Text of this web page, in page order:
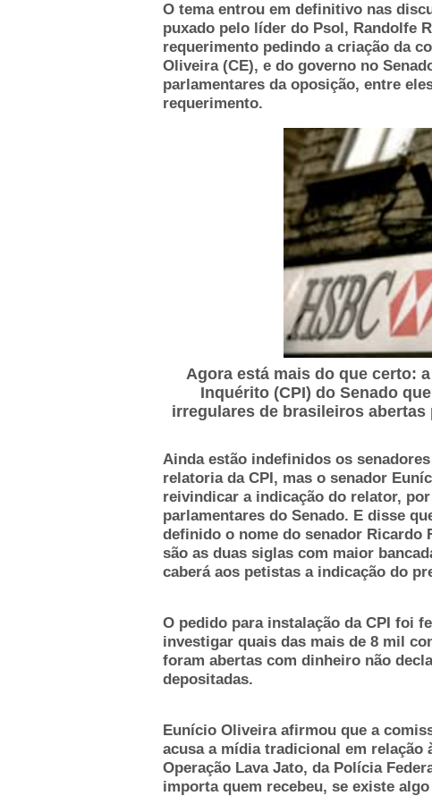
O tema entrou em definitivo nas
puxado pelo líder do Psol, Randolfe
requerimento pedindo a criação da
Oliveira (CE), e do governo no
parlamentares da oposição, entre
requerimento.
Agora está mais do que certo:
Inquérito (CPI) do Senado
irregulares de brasileiros abertas
Ainda estão indefinidos os
relatoria da CPI, mas o senador
reivindicar a indicação do relator,
parlamentares do Senado. E disse
definido o nome do senador Ricardo
são as duas siglas com maior
caberá aos petistas a indicação do
O pedido para instalação da CPI foi
investigar quais das mais de 8 mil
foram abertas com dinheiro não
depositadas.
Eunício Oliveira afirmou que a
acusa a mídia tradicional em relação
Operação Lava Jato, da Polícia
importa quem recebeu, se existe